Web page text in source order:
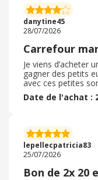
conformes également. Les produits menagers et de
toilette OK. L'accueil a
professionnelle. La
indications font j'avais besoin. Le
fonctionné.
danytine45
28/07/2026
Carrefour
Je viens d’acheter
gagner des petits
avec ces petites
cagnotte. J’aime la
de caisse
obtenu une
remboursement
plaisir. Ebuy est
Date de l'achat :
lepellecpatricia83
25/07/2026
Bon de 2x 20